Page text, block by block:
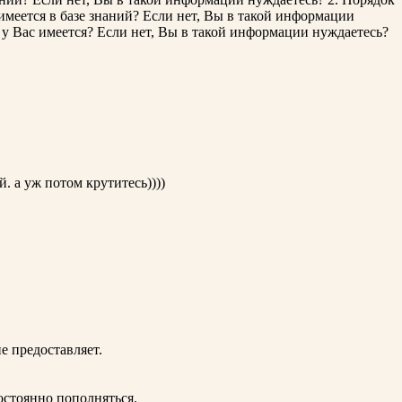
базе знаний? Если нет, Вы в такой информации
имеется? Если нет, Вы в такой информации нуждаетесь?
а уж потом крутитесь))))
пополняться.